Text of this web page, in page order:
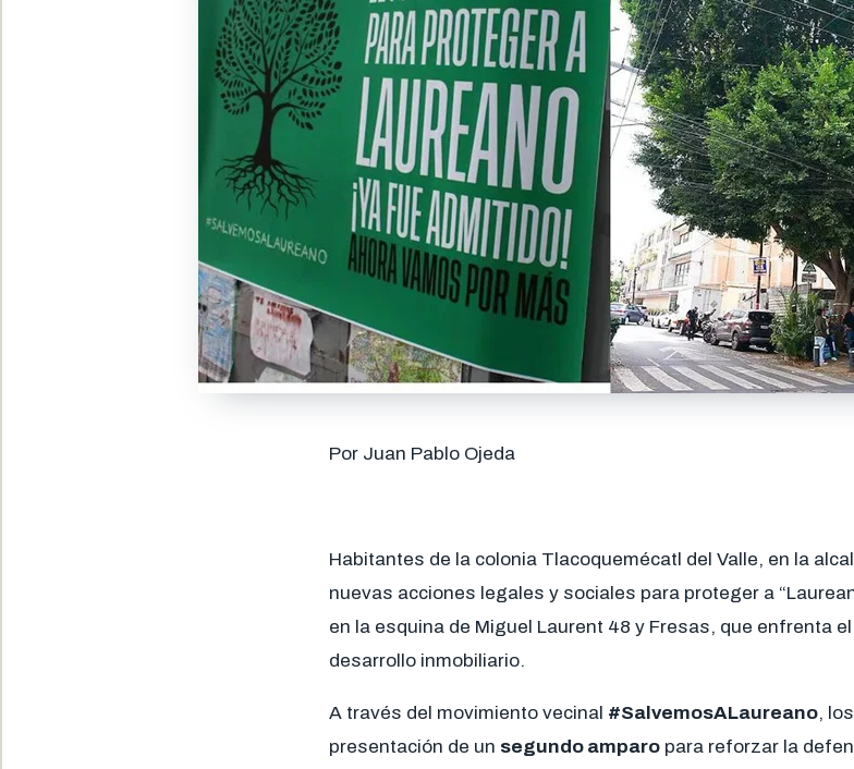
Por Juan Pablo Ojeda
Habitantes de la colonia Tlacoquemécatl del Valle, en la
nuevas acciones legales y sociales para proteger a
en la esquina de Miguel Laurent 48 y Fresas, que enfrenta
desarrollo inmobiliario.
A través del movimiento vecinal #SalvemosALaureano,
presentación de un segundo amparo para reforzar la